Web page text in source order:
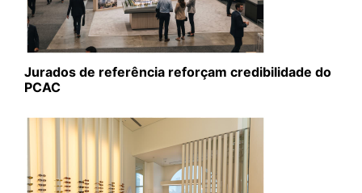
Jurados de referência reforçam credibilidade do
PCAC